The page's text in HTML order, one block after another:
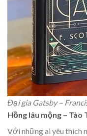
Đại gia Gatsby –
Hồng lâu mộng – Tào
Với những ai yêu thích